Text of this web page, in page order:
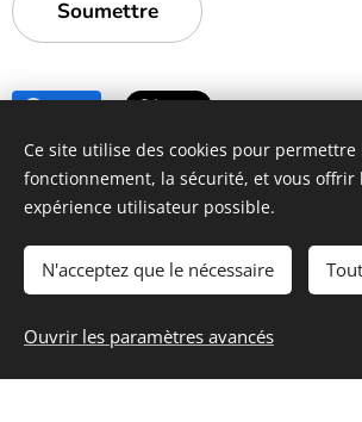
Soumettre
https://www.lessecretsdecoco.fr
Les secrets de Coco
Optimisé parWebnode
Ce site utilise des cookies pour permettre
fonctionnement, la sécurité, et vous offrir
expérience utilisateur possible.
N'acceptez que le nécessaire
Ouvrir les paramètres avancés